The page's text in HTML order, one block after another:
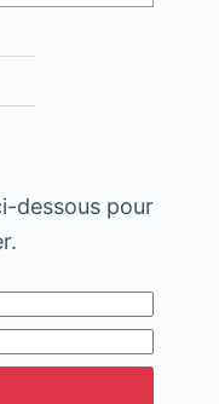
dessous pour